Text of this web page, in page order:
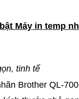
Máy in temp
tinh tế
Brother QL-